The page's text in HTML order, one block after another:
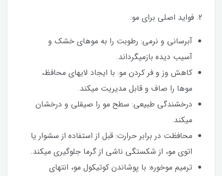
2. فواید اصلی برای مو:
آبرسانی و نرمی: رطوبت را به موهای خشک و
آسیب دیده بازمیگرداند.
کاهش وز و فر کردن مو: با ایجاد لایهای محافظ،
موها را صاف و قابل مدیریت میکند.
درخشندگی طبیعی: سطح مو را صیقلی و درخشان
میکند.
محافظت در برابر حرارت: قبل از استفاده از سشوار یا
اتوی مو، از شکستگی ناشی از گرما جلوگیری میکند.
ترمیم موخوره: با پوشاندن کوتیکول مو، انتهای